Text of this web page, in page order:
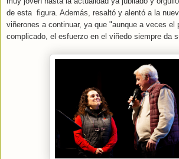
de esta figura. Además, resaltó y alentó a la
viñerones a continuar, ya que "aunque a veces el
complicado, el esfuerzo en el viñedo siempre da